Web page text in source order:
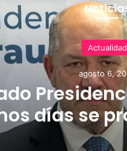
Actualidad
agosto 6,
días se
e